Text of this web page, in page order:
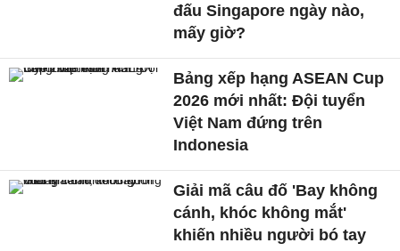
đấu Singapore ngày nào,
mấy giờ?
Bảng xếp hạng ASEAN Cup
2026 mới nhất: Đội tuyển
Việt Nam đứng trên
Indonesia
Giải mã câu đố 'Bay không
cánh, khóc không mắt'
khiến nhiều người bó tay